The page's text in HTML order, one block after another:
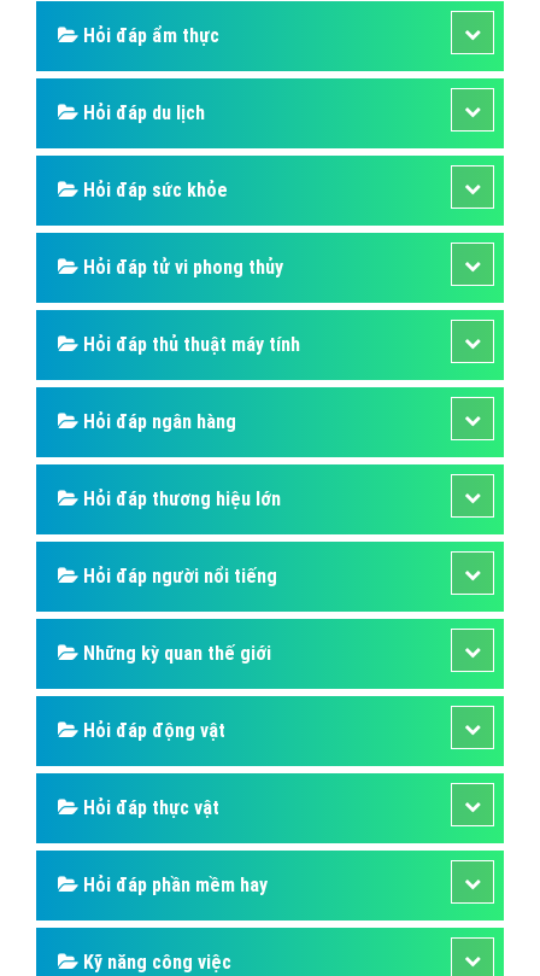
Hỏi đáp ẩm thực
Hỏi đáp du lịch
Hỏi đáp sức khỏe
Hỏi đáp tử vi phong thủy
Hỏi đáp thủ thuật máy tính
Hỏi đáp ngân hàng
Hỏi đáp thương hiệu lớn
Hỏi đáp người nổi tiếng
Những kỳ quan thế giới
Hỏi đáp động vật
Hỏi đáp thực vật
Hỏi đáp phần mềm hay
Kỹ năng công việc